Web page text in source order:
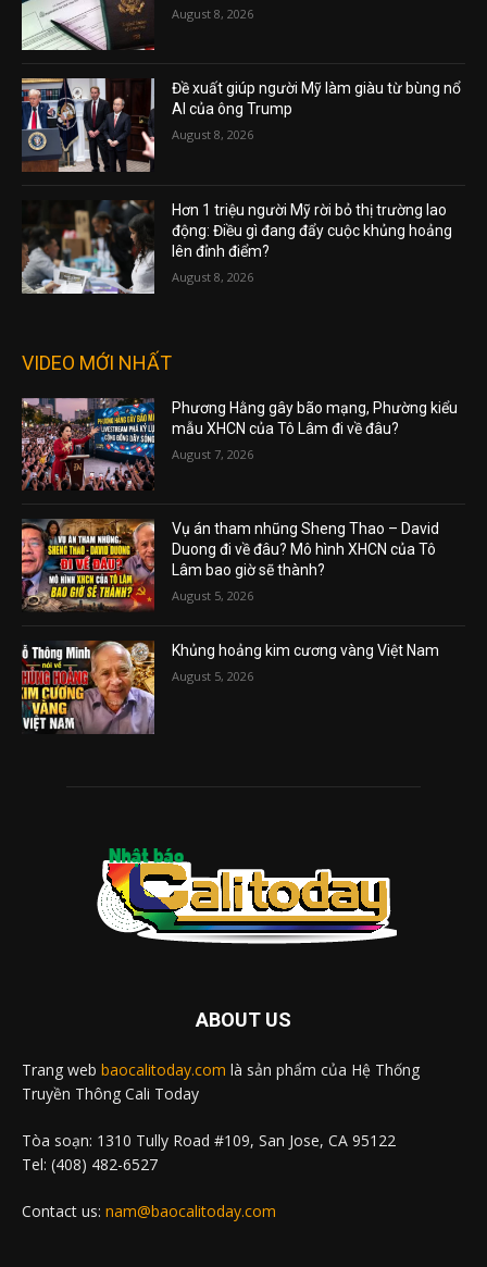
August 8, 2026
Đề xuất giúp người Mỹ làm giàu từ bùng nổ
AI của ông Trump
August 8, 2026
Hơn 1 triệu người Mỹ rời bỏ thị trường lao
động: Điều gì đang đẩy cuộc khủng hoảng
lên đỉnh điểm?
August 8, 2026
VIDEO MỚI NHẤT
Phương Hằng gây bão mạng, Phường kiểu
mẫu XHCN của Tô Lâm đi về đâu?
August 7, 2026
Vụ án tham nhũng Sheng Thao – David
Duong đi về đâu? Mô hình XHCN của Tô
Lâm bao giờ sẽ thành?
August 5, 2026
Khủng hoảng kim cương vàng Việt Nam
August 5, 2026
ABOUT US
Trang web baocalitoday.com là sản phẩm của Hệ Thống
Truyền Thông Cali Today
Tòa soạn: 1310 Tully Road #109, San Jose, CA 95122
Tel: (408) 482-6527
Contact us: nam@baocalitoday.com